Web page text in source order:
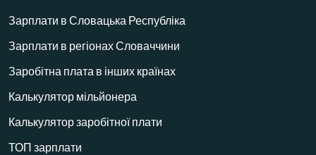
Зарплати в Словацька Республіка
Зарплати в регіонах Словаччини
Заробітна плата в інших країнах
Калькулятор мільйонера
Калькулятор заробітної плати
ТОП зарплати